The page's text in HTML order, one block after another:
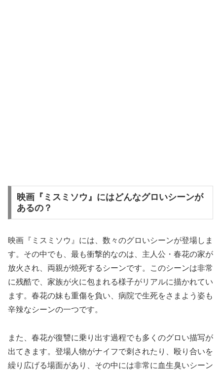
映画『ミスミソウ』にはどんなグロいシーンが
あるの？
映画『ミスミソウ』には、数々のグロいシーンが登場しま
す。その中でも、最も衝撃的なのは、主人公・春花の家が
放火され、両親が焼死するシーンです。このシーンは非常
に残酷で、家族が火に包まれる様子がリアルに描かれてい
ます。春花の妹も重傷を負い、病院で生死をさまよう姿も
辛辣なシーンの一つです。
また、春花が復讐に乗り出す過程でも多くのグロい描写が
出てきます。登場人物がナイフで刺されたり、殴り合いを
繰り広げる場面があり、その中には非常に血生臭いシーン